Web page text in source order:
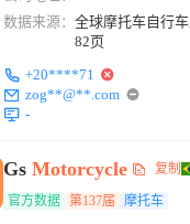
数据来源：全球摩托车自行
82页
+20****71
zog**@**.com
-
GsMotorcycle 复制
官方数据 第137届 摩托车